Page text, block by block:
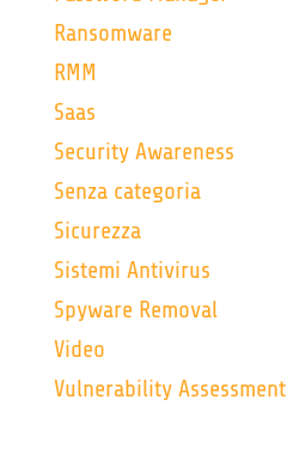
Ransomware
RMM
Saas
Security Awareness
Senza categoria
Sicurezza
Sistemi Antivirus
Spyware Removal
Video
Vulnerability Assessment